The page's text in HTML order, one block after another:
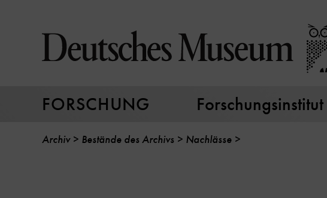
Seiteninhalt
springen
FORSCHUNG Forschungsinstitut
Archiv Bestände des Archivs Nachlässe